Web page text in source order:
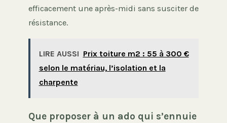
efficacement une après-midi sans susciter de
résistance.
LIRE AUSSI Prix toiture m2 : 55 à 300 €
selon le matériau, l’isolation et la
charpente
Que proposer à un ado qui s’ennuie